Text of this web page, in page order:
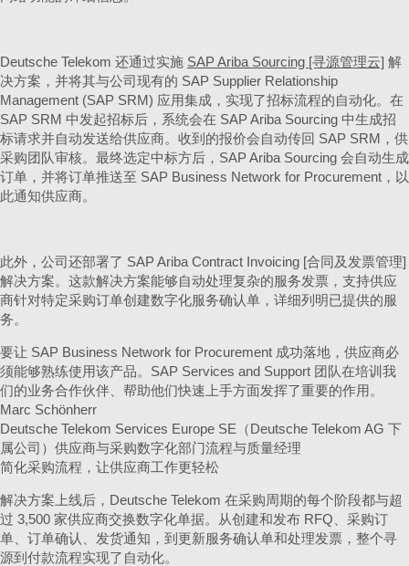
Deutsche Telekom 还通过实施 SAP Ariba Sourcing [寻源管理云] 解
决方案，并将其与公司现有的 SAP Supplier Relationship
Management (SAP SRM) 应用集成，实现了招标流程的自动化。在
SAP SRM 中发起招标后，系统会在 SAP Ariba Sourcing 中生成招
标请求并自动发送给供应商。收到的报价会自动传回 SAP SRM，供
采购团队审核。最终选定中标方后，SAP Ariba Sourcing 会自动生成
订单，并将订单推送至 SAP Business Network for Procurement，以
此通知供应商。
此外，公司还部署了 SAP Ariba Contract Invoicing [合同及发票管理]
解决方案。这款解决方案能够自动处理复杂的服务发票，支持供应
商针对特定采购订单创建数字化服务确认单，详细列明已提供的服
务。
要让 SAP Business Network for Procurement 成功落地，供应商必
须能够熟练使用该产品。SAP Services and Support 团队在培训我
们的业务合作伙伴、帮助他们快速上手方面发挥了重要的作用。
Marc Schönherr
Deutsche Telekom Services Europe SE（Deutsche Telekom AG 下
属公司）供应商与采购数字化部门流程与质量经理
简化采购流程，让供应商工作更轻松
解决方案上线后，Deutsche Telekom 在采购周期的每个阶段都与超
过 3,500 家供应商交换数字化单据。从创建和发布 RFQ、采购订
单、订单确认、发货通知，到更新服务确认单和处理发票，整个寻
源到付款流程实现了自动化。